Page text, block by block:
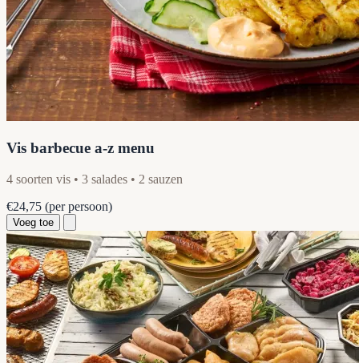
Vis barbecue a-z menu
4 soorten vis • 3 salades • 2 sauzen
€24,75 (per persoon)
Voeg toe